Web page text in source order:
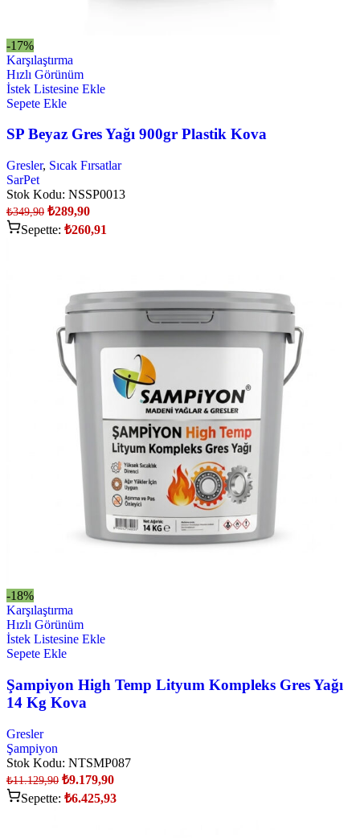
-17%
Karşılaştırma
Hızlı Görünüm
İstek Listesine Ekle
Sepete Ekle
SP Beyaz Gres Yağı 900gr Plastik Kova
Gresler, Sıcak Fırsatlar
SarPet
Stok Kodu: NSSP0013
₺349,90 ₺289,90
Sepette: ₺260,91
-18%
Karşılaştırma
Hızlı Görünüm
İstek Listesine Ekle
Sepete Ekle
Şampiyon High Temp Lityum Kompleks Gres Yağı
14 Kg Kova
Gresler
Şampiyon
Stok Kodu: NTSMP087
₺11.129,90 ₺9.179,90
Sepette: ₺6.425,93